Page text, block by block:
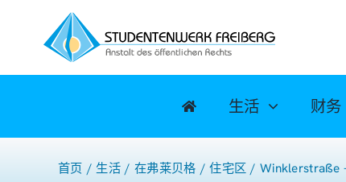
容
生活 财务
首页 生活 在弗莱贝格 住宅区 Winklerstraße